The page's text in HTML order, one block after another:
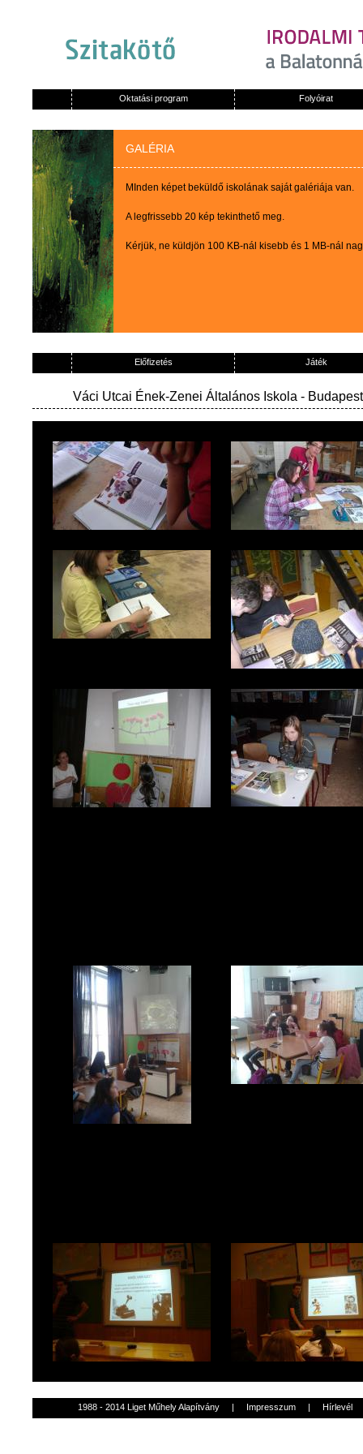
Oktatási program Folyóirat
GALÉRIA
MInden képet beküldő iskolának saját galériája van.
A legfrissebb 20 kép tekinthető meg.
Kérjük, ne küldjön 100 KB-nál kisebb és 1 MB-nál
Előfizetés Játék
Váci Utcai Ének-Zenei Általános Iskola -
1988 - 2014 Liget Műhely Alapítvány | Impresszum | Hírlevél